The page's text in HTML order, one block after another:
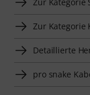
Zur Kategorie
Detaillierte
pro snake